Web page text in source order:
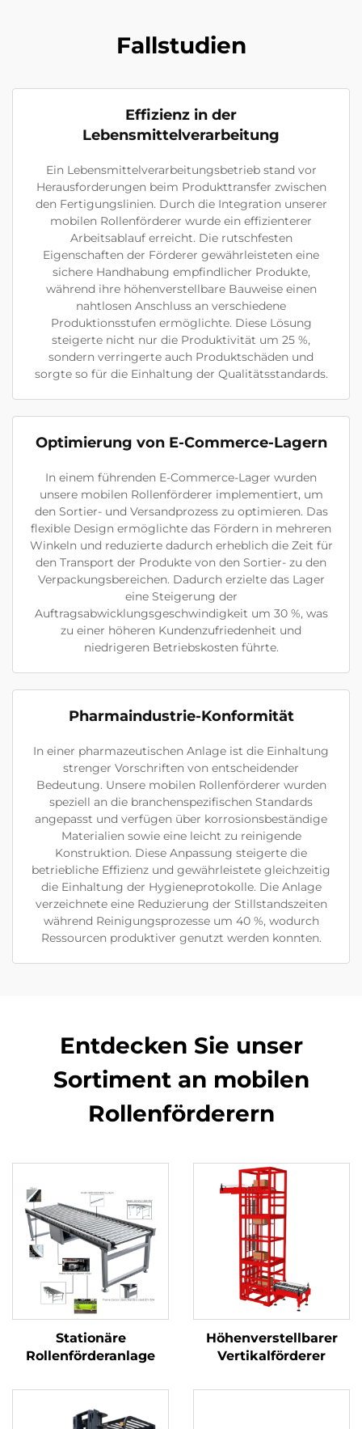
Fallstudien
Effizienz in der
Lebensmittelverarbeitung
Ein Lebensmittelverarbeitungsbetrieb stand vor
Herausforderungen beim Produkttransfer zwischen
den Fertigungslinien. Durch die Integration unserer
mobilen Rollenförderer wurde ein effizienterer
Arbeitsablauf erreicht. Die rutschfesten
Eigenschaften der Förderer gewährleisteten eine
sichere Handhabung empfindlicher Produkte,
während ihre höhenverstellbare Bauweise einen
nahtlosen Anschluss an verschiedene
Produktionsstufen ermöglichte. Diese Lösung
steigerte nicht nur die Produktivität um 25 %,
sondern verringerte auch Produktschäden und
sorgte so für die Einhaltung der Qualitätsstandards.
Optimierung von E-Commerce-Lagern
In einem führenden E-Commerce-Lager wurden
unsere mobilen Rollenförderer implementiert, um
den Sortier- und Versandprozess zu optimieren. Das
flexible Design ermöglichte das Fördern in mehreren
Winkeln und reduzierte dadurch erheblich die Zeit für
den Transport der Produkte von den Sortier- zu den
Verpackungsbereichen. Dadurch erzielte das Lager
eine Steigerung der
Auftragsabwicklungsgeschwindigkeit um 30 %, was
zu einer höheren Kundenzufriedenheit und
niedrigeren Betriebskosten führte.
Pharmaindustrie-Konformität
In einer pharmazeutischen Anlage ist die Einhaltung
strenger Vorschriften von entscheidender
Bedeutung. Unsere mobilen Rollenförderer wurden
speziell an die branchenspezifischen Standards
angepasst und verfügen über korrosionsbeständige
Materialien sowie eine leicht zu reinigende
Konstruktion. Diese Anpassung steigerte die
betriebliche Effizienz und gewährleistete gleichzeitig
die Einhaltung der Hygieneprotokolle. Die Anlage
verzeichnete eine Reduzierung der Stillstandszeiten
während Reinigungsprozesse um 40 %, wodurch
Ressourcen produktiver genutzt werden konnten.
Entdecken Sie unser
Sortiment an mobilen
Rollenförderern
Stationäre
Rollenförderanlage
Höhenverstellbarer
Vertikalförderer